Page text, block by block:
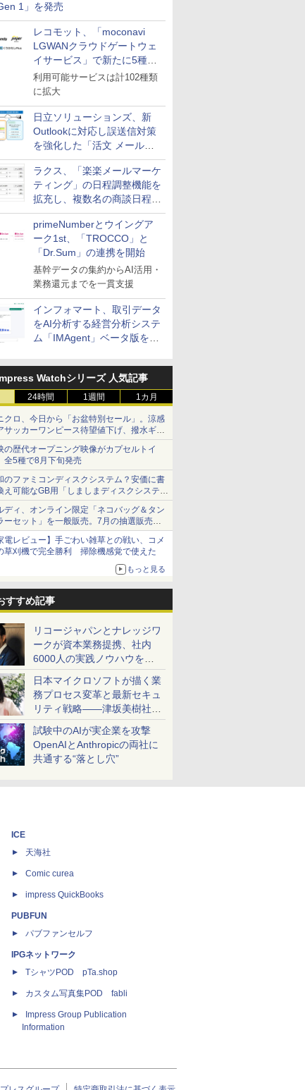
1」を発売
レコモット、「moconavi
LGWANクラウドゲートウェ
イサービス」で新たに5種類
のサービスと連携開始
利用可能サービスは計102種類
に拡大
日立ソリューションズ、新
Outlookに対応し誤送信対策
を強化した「活文 メール誤
送信防止アドインサービス」
を提供
ラクス、「楽楽メールマーケ
ティング」の日程調整機能を
拡充し、複数名の商談日程調
整を効率化
primeNumberとウイングア
ーク1st、「TROCCO」と
「Dr.Sum」の連携を開始
基幹データの集約からAI活用・
業務還元までを一貫支援
インフォマート、取引データ
をAI分析する経営分析システ
ム「IMAgent」ベータ版を提
Watchシリーズ 人気記事
24時間 1週間 1カ月
クロ、今日から「お盆特別セール」。涼感
サッカーワンピース待望値下げ、撥水ギア
ーツは1990円に
の歴代オープニング映像がカプセルトイ
全5種で8月下旬発売
のファミコンディスクシステム？安価に書
え可能なGB用「しましまディスクシステ
ディ、オンライン限定「ネコバッグ＆タン
ーセット」を一般販売。7月の抽選販売の
無効分
電レビュー】手ごわい雑草との戦い、コメ
草刈機で完全勝利 掃除機感覚で使えた
もっと見る
すすめ記事
リコージャパンとナレッジワ
ークが資本業務提携、社内
6000人の実践ノウハウを生
かした「AI商談記録 for
RICOH」を展開へ
日本マイクロソフトが描く業
務プロセス変革と最新セキュ
リティ戦略――津坂美樹社長
が2027年度戦略を説明
試験中のAIが実企業を攻撃
OpenAIとAnthropicの両社に
共通する“落とし穴”
ICE
天海社
Comic curea
impress QuickBooks
PUBFUN
パブファンセルフ
IPGネットワーク
TシャツPOD pTa.shop
カスタム写真集POD fabli
Impress Group Publication
Information